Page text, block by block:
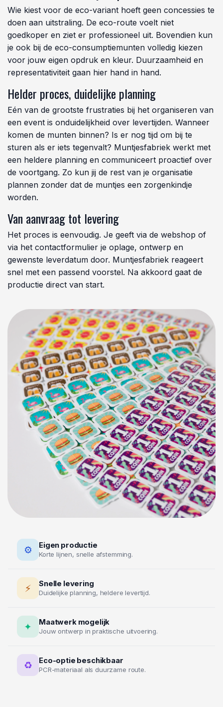
Wie kiest voor de eco-variant hoeft geen concessies te
doen aan uitstraling. De eco-route voelt niet
goedkoper en ziet er professioneel uit. Bovendien kun
je ook bij de eco-consumptiemunten volledig kiezen
voor jouw eigen opdruk en kleur. Duurzaamheid en
representativiteit gaan hier hand in hand.
Helder proces, duidelijke planning
Eén van de grootste frustraties bij het organiseren van
een event is onduidelijkheid over levertijden. Wanneer
komen de munten binnen? Is er nog tijd om bij te
sturen als er iets tegenvalt? Muntjesfabriek werkt met
een heldere planning en communiceert proactief over
de voortgang. Zo kun jij de rest van je organisatie
plannen zonder dat de muntjes een zorgenkindje
worden.
Van aanvraag tot levering
Het proces is eenvoudig. Je geeft via de webshop of
via het contactformulier je oplage, ontwerp en
gewenste leverdatum door. Muntjesfabriek reageert
snel met een passend voorstel. Na akkoord gaat de
productie direct van start.
⚙ Eigen productie
Korte lijnen, snelle afstemming.
⚡ Snelle levering
Duidelijke planning, heldere levertijd.
✦ Maatwerk mogelijk
Jouw ontwerp in praktische uitvoering.
♻ Eco-optie beschikbaar
PCR-materiaal als duurzame route.